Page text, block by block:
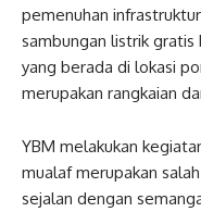
pemenuhan
sambungan listrik gratis
yang berada di lokasi
merupakan rangkaian
YBM melakukan
mualaf merupakan
sejalan dengan